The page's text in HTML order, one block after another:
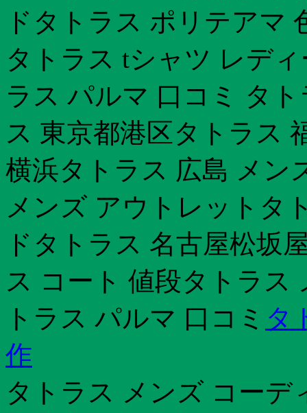
ドタトラス ポリテアマ
タトラス tシャツ レデ
ラス パルマ 口コミ タ
ス 東京都港区タトラス
横浜タトラス 広島 メン
メンズ アウトレットタ
ドタトラス 名古屋松坂
ス コート 値段タトラス
トラス パルマ 口コミ タ
作
タトラス メンズ コー